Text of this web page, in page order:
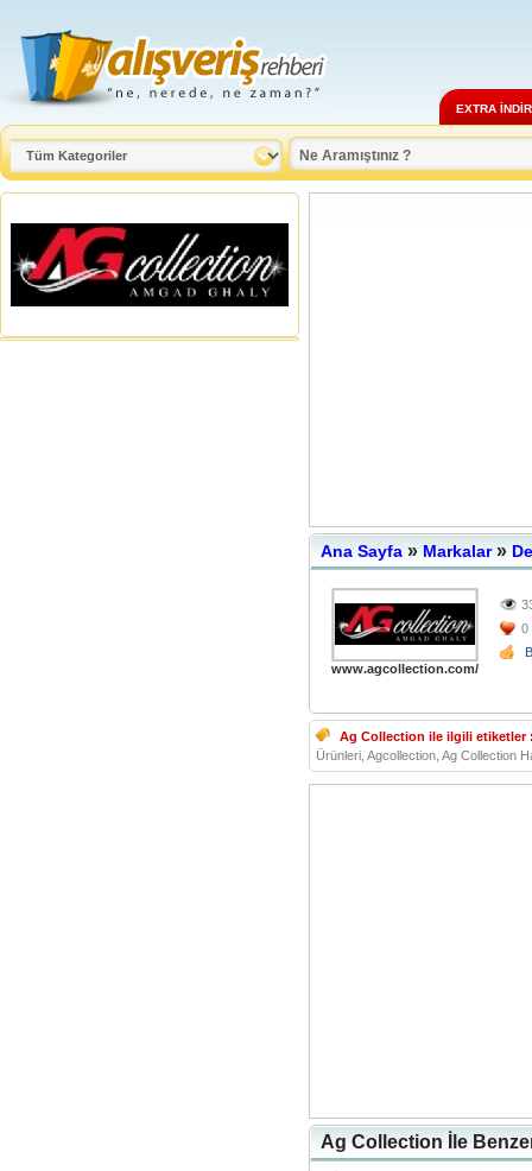
EXTRA
Ana Sayfa » Markalar»
www.agcollection.com/
0
Ag Collection ile ilgili etiketler
Ürünleri, Agcollection, Ag Collection
Ag Collection İle